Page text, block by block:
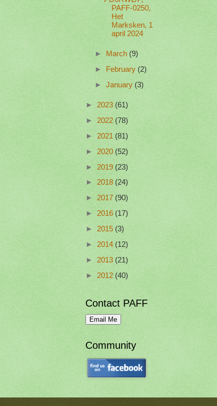
PAFF-0250,
Het
Marksken, 1
april 2024
► March (9)
►
February (2)
► January (3)
► 2023 (61)
► 2022 (78)
► 2021 (81)
► 2020 (52)
► 2019 (23)
► 2018 (24)
► 2017 (90)
► 2016 (17)
► 2015 (3)
► 2014 (12)
► 2013 (21)
► 2012 (40)
Contact PAFF
Community